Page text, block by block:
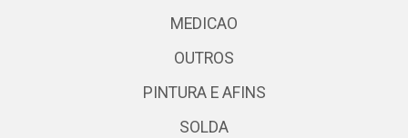
MEDICAO
OUTROS
PINTURA E AFINS
SOLDA